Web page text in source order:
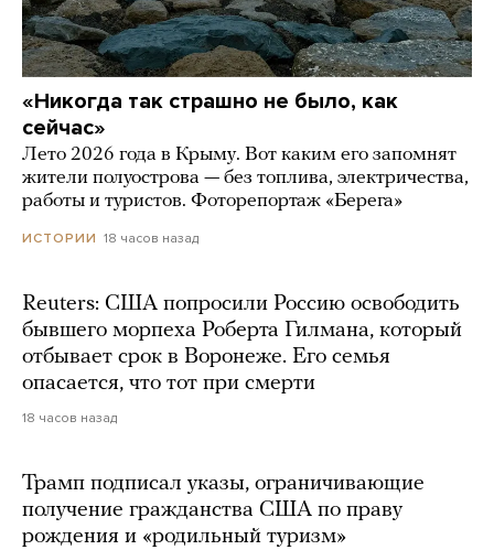
«Никогда так страшно не было, как
сейчас»
Лето 2026 года в Крыму. Вот каким его запомнят
жители полуострова — без топлива, электричества,
работы и туристов. Фоторепортаж «Берега»
ИСТОРИИ 18 часов назад
Reuters: США попросили Россию освободить
бывшего морпеха Роберта Гилмана, который
отбывает срок в Воронеже. Его семья
опасается, что тот при смерти
18 часов назад
Трамп подписал указы, ограничивающие
получение гражданства США по праву
рождения и «родильный туризм»